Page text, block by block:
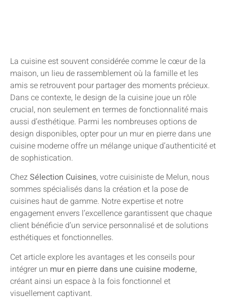
La cuisine est souvent considérée comme le cœur de la
maison, un lieu de rassemblement où la famille et les
amis se retrouvent pour partager des moments précieux.
Dans ce contexte, le design de la cuisine joue un rôle
crucial, non seulement en termes de fonctionnalité mais
aussi d’esthétique. Parmi les nombreuses options de
design disponibles, opter pour un mur en pierre dans une
cuisine moderne offre un mélange unique d’authenticité et
de sophistication.
ChezSélection Cuisines, votre cuisiniste de Melun, nous
sommes spécialisés dans la création et la pose de
cuisines haut de gamme. Notre expertise et notre
engagement envers l’excellence garantissent que chaque
client bénéficie d’un service personnalisé et de solutions
esthétiques et fonctionnelles.
Cet article explore les avantages et les conseils pour
intégrer un mur en pierre dans une cuisine moderne,
créant ainsi un espace à la fois fonctionnel et
visuellement captivant.